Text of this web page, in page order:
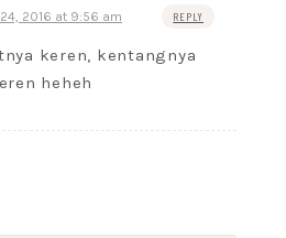
2016 at 9:56 am REPLY
keren, kentangnya
heheh